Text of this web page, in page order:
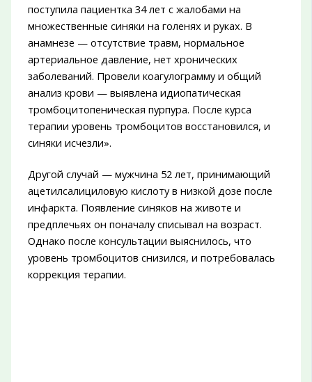
поступила пациентка 34 лет с жалобами на
множественные синяки на голенях и руках. В
анамнезе — отсутствие травм, нормальное
артериальное давление, нет хронических
заболеваний. Провели коагулограмму и общий
анализ крови — выявлена идиопатическая
тромбоцитопеническая пурпура. После курса
терапии уровень тромбоцитов восстановился, и
синяки исчезли».
Другой случай — мужчина 52 лет, принимающий
ацетилсалициловую кислоту в низкой дозе после
инфаркта. Появление синяков на животе и
предплечьях он поначалу списывал на возраст.
Однако после консультации выяснилось, что
уровень тромбоцитов снизился, и потребовалась
коррекция терапии.